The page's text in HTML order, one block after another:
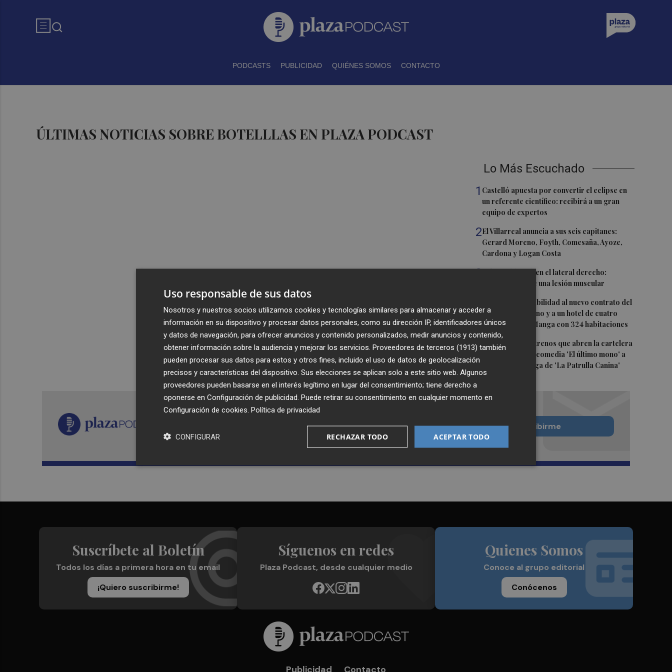
PODCASTS PUBLICIDAD QUIÉNES SOMOS CONTACTO
ÚLTIMAS NOTICIAS SOBRE BOTELLLAS EN PLAZA PODCAST
Lo Más Escuchado
1 Castelló apuesta por convertir el eclipse en
un referente científico: recibirá a un gran
equipo de expertos
2El Villarreal anuncia a sus seis capitanes:
Gerard Moreno, Foyth, Comesaña, Ayoze,
Cardona y Logan Costa
3Más problemas en el lateral derecho:
Monferrer sufre una lesión muscular
San Javier da viabilidad al nuevo contrato del
transporte urbano y a un hotel de cuatro
estrellas en La Manga con 324 habitaciones
5 Estos son los estrenos que abren la cartelera
en agosto: de la comedia 'El último mono' a
una nueva entrega de 'La Patrulla Canina'
Recibe toda la actualidad de
Plaza Podcast en tu correo
Quiero suscribirme
Suscríbete al Boletín
Todos los días a primera hora en tu email
¡Quiero suscribirme!
Síguenos en redes
Plaza Podcast, desde cualquier medio
Quienes Somos
Conoce al grupo editorial
Conócenos
Publicidad Contacto
Uso responsable de sus datos
Nosotros y nuestros socios utilizamos cookies y tecnologías similares para almacenar y acceder a
información en su dispositivo y procesar datos personales, como su dirección IP, identificadores únicos
y datos de navegación, para ofrecer anuncios y contenido personalizados, medir anuncios y contenido,
obtener información sobre la audiencia y mejorar los servicios. Proveedores de terceros (1913) también
pueden procesar sus datos para estos y otros fines, incluido el uso de datos de geolocalización
precisos y características del dispositivo. Sus elecciones se aplican solo a este sitio web. Algunos
proveedores pueden basarse en el interés legítimo en lugar del consentimiento; tiene derecho a
oponerse en Configuración de publicidad . Puede retirar su consentimiento en cualquier momento en
Configuración de cookies Política de privacidad
ACEPTAR TODO
RECHAZAR TODO
CONFIGURAR